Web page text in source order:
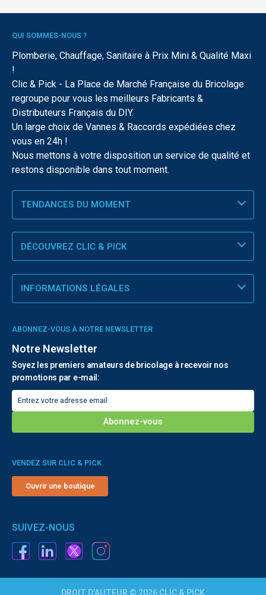
QUI SOMMES-NOUS ?
Plomberie, Chauffage, Sanitaire à Prix Mini & Qualité Maxi
!
Clic & Pick - La Place de Marché Française du Bricolage
regroupe pour vous les meilleurs Fabricants &
Distributeurs Français du DIY.
Un large choix de Vannes & Raccords expédiées chez
vous en 24h !
Nous mettons à votre disposition un service de qualité et
restons disponible dans tout moment.
TENDANCES DU MOMENT
DÉCOUVREZ CLIC & PICK
INFORMATIONS LÉGALES
ABONNEZ-VOUS À NOTRE NEWSLETTER
Notre Newsletter
Soyez les premiers amateurs de bricolage à recevoir nos
promotions par e-mail:
VENDEZ SUR CLIC & PICK
Ouvrir une boutique
SUIVEZ-NOUS
DROIT D'AUTEUR © 2026 CLIC & PICK